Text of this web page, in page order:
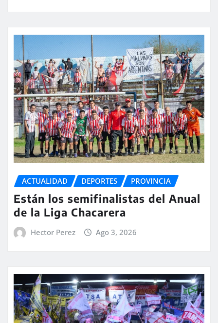
ACTUALIDAD DEPORTES PROVINCIA
Están los semifinalistas del Anual
de la Liga Chacarera
Hector Perez Ago 3, 2026